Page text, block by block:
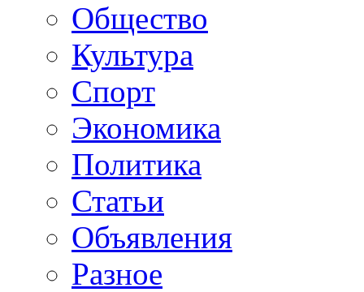
Общество
Культура
Спорт
Экономика
Политика
Статьи
Объявления
Разное